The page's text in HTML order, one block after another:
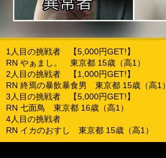
1人目の挑戦者 【5,000円GET!】
RN やぁまし。 東京都 15歳（高1）
2人目の挑戦者 【1,000円GET!】
RN 終焉の暴飲暴食男 東京都 15歳（高1）
3人目の挑戦者 【5,000円GET!】
RN 七面鳥 東京都 16歳（高1）
4人目の挑戦者
RN イカのおすし 東京都 15歳（高1）